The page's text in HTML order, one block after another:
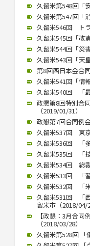
久留米第548回「
久留米第547回「
久留米546回 ト
久留米545回「改
久留米544回「災
久留米543回「天
第8回西日本会合
久留米541回「情
久留米540回 「
政懇第8回特別合
（2019/01/31）
政懇第7回合同例
久留米537回 東
久留米536回 「
久留米535回 「
久留米534回 総
久留米533回 「
久留米532回 「
久留米531回 「
留米市（2018/04/
【政懇：3月合
（2018/03/28）
久留米第528回 「